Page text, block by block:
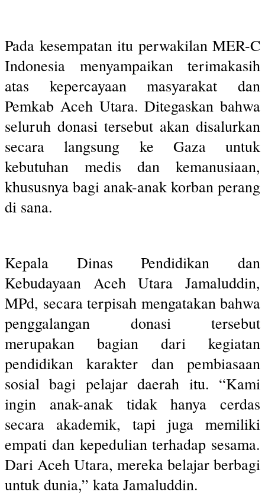
Pada kesempatan itu perwakilan MER-C
Indonesia menyampaikan terimakasih
atas kepercayaan masyarakat dan
Pemkab Aceh Utara. Ditegaskan bahwa
seluruh donasi tersebut akan disalurkan
secara langsung ke Gaza untuk
kebutuhan medis dan kemanusiaan,
khususnya bagi anak-anak korban perang
di sana.
Kepala Dinas Pendidikan dan
Kebudayaan Aceh Utara Jamaluddin,
MPd, secara terpisah mengatakan bahwa
penggalangan donasi tersebut
merupakan bagian dari kegiatan
pendidikan karakter dan pembiasaan
sosial bagi pelajar daerah itu. “Kami
ingin anak-anak tidak hanya cerdas
secara akademik, tapi juga memiliki
empati dan kepedulian terhadap sesama.
Dari Aceh Utara, mereka belajar berbagi
untuk dunia,” kata Jamaluddin.